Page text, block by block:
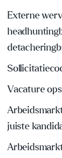
Externe
Vacature
juiste